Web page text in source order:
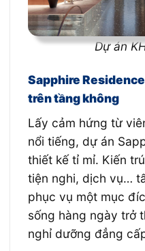
Dự án
Sapphire
trên tầng không
Lấy cảm hứng từ
nổi tiếng, dự án
thiết kế tỉ mỉ. Kiến
tiện nghi, dịch vụ…
phục vụ một mục
sống hàng ngày trở
nghỉ dưỡng đẳng